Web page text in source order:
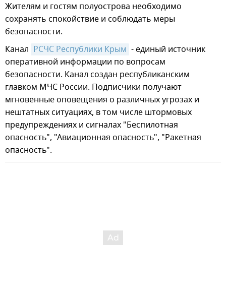
Жителям и гостям полуострова необходимо
сохранять спокойствие и соблюдать меры
безопасности.
Канал РСЧС Республики Крым - единый источник
оперативной информации по вопросам
безопасности. Канал создан республиканским
главком МЧС России. Подписчики получают
мгновенные оповещения о различных угрозах и
нештатных ситуациях, в том числе штормовых
предупреждениях и сигналах "Беспилотная
опасность", "Авиационная опасность", "Ракетная
опасность".